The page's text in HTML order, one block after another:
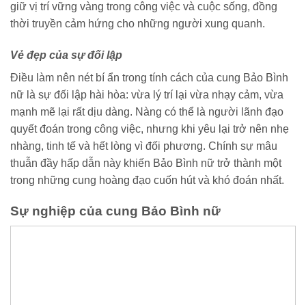
giữ vị trí vững vàng trong công việc và cuộc sống, đồng
thời truyền cảm hứng cho những người xung quanh.
Vẻ đẹp của sự đối lập
Điều làm nên nét bí ẩn trong tính cách của cung Bảo Bình
nữ là sự đối lập hài hòa: vừa lý trí lại vừa nhạy cảm, vừa
mạnh mẽ lại rất dịu dàng. Nàng có thể là người lãnh đạo
quyết đoán trong công việc, nhưng khi yêu lại trở nên nhẹ
nhàng, tinh tế và hết lòng vì đối phương. Chính sự mâu
thuẫn đầy hấp dẫn này khiến Bảo Bình nữ trở thành một
trong những cung hoàng đạo cuốn hút và khó đoán nhất.
Sự nghiệp của cung Bảo Bình nữ